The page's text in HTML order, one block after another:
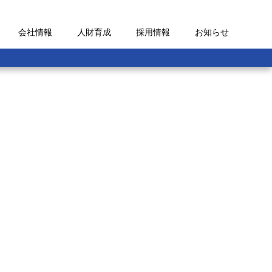
会社情報 人財育成 採用情報 お知らせ